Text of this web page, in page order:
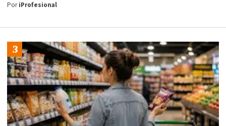
PoriProfesional